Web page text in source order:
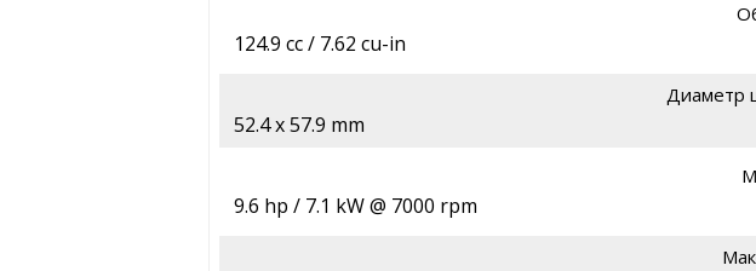
124.9 cc / 7.62 cu-in
Диаметр
52.4 x 57.9 mm
9.6 hp / 7.1 kW @ 7000 rpm